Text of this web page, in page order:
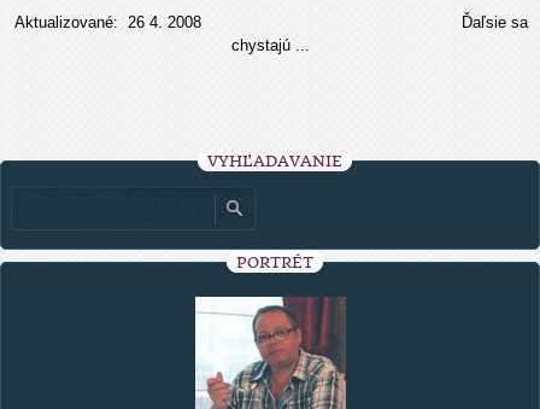
Aktualizované: 26 4. 2008 Ďaľsie sa
chystajú ...
VYHĽADÁVANIE
PORTRÉT